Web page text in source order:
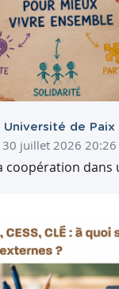
Université de Paix
30 juillet 2026 20:26
coopération dans